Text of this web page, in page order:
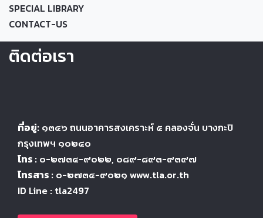
SPECIAL LIBRARY
CONTACT-US
ติดต่อเรา
ที่อยู่: ๑๓๔๖ ถนนอาคารสงเคราะห์ ๕ คลองจั่น บางกะปิ
กรุงเทพฯ ๑๐๒๔๐
โทร : ๐-๒๗๓๔-๙๐๒๒, ๐๘๙-๘๙๓-๙๓๙๗
โทรสาร : ๐-๒๗๓๔-๙๐๒๑ www.tla.or.th
ID Line : tla2497